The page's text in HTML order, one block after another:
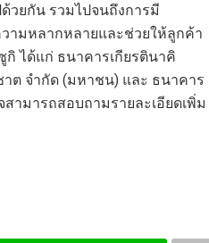
วยกัน รวมไปจนถึงการมี
ามหลากหลายและช่วยให้ลูกค้า
กิ ได้แก่ ธนาคารเกียรตินาคิ
ต จำกัด (มหาชน) และ ธนาคาร
ามารถสอบถามรายละเอียดเพิ่ม